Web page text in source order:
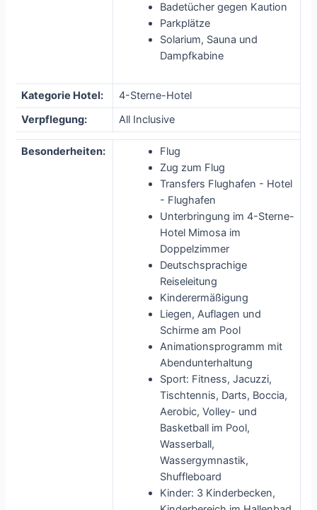
Badetücher gegen Kaution
Parkplätze
Solarium, Sauna und
Dampfkabine
Kategorie Hotel:
4-Sterne-Hotel
Verpflegung:
All Inclusive
Besonderheiten:
Flug
Zug zum Flug
Transfers Flughafen - Hotel
- Flughafen
Unterbringung im 4-Sterne-
Hotel Mimosa im
Doppelzimmer
Deutschsprachige
Reiseleitung
Kinderermäßigung
Liegen, Auflagen und
Schirme am Pool
Animationsprogramm mit
Abendunterhaltung
Sport: Fitness, Jacuzzi,
Tischtennis, Darts, Boccia,
Aerobic, Volley- und
Basketball im Pool,
Wasserball,
Wassergymnastik,
Shuffleboard
Kinder: 3 Kinderbecken,